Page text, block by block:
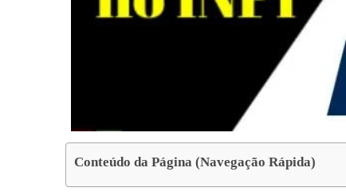
Conteúdo da Página (Navegação Rápida)